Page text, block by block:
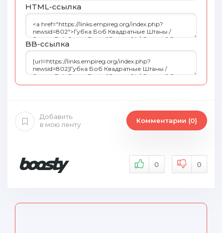
HTML-cсылка
BB-cсылка
Добавить
в мою ленту
Комментарии (0)
0 0